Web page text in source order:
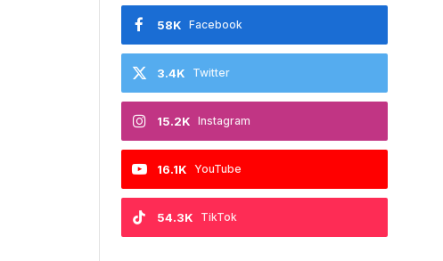
Facebook
58K
Twitter
3.4K
Instagram
15.2K
YouTube
16.1K
TikTok
54.3K